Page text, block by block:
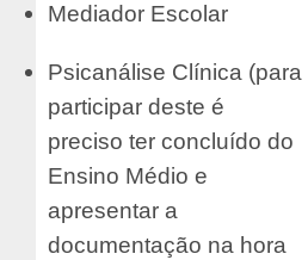
Mediador Escolar
Psicanálise Clínica (para
participar deste é
preciso ter concluído do
Ensino Médio e
apresentar a
documentação na hora